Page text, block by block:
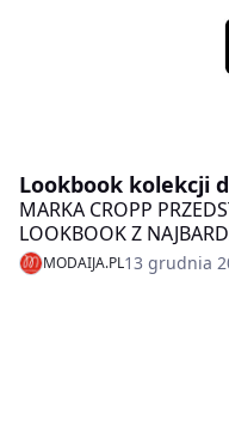
pianki scuba.
sklepach na całym
Lookbook kolekcji
MARKA CROPP
LOOKBOOK Z
STYLIZACJAMI Z NOWEJ
DZIEWCZYN
MODAIJA.PL13 grudnia